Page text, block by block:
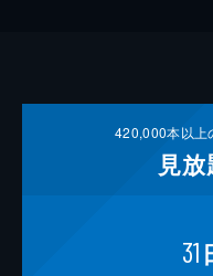
420,000本以上
見放
31